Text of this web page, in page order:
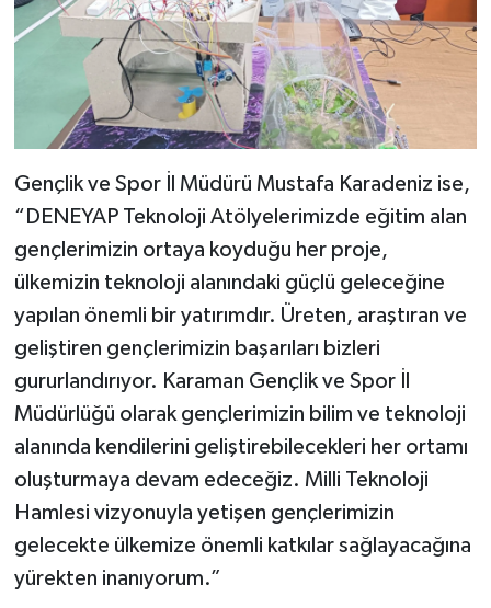
Gençlik ve Spor İl Müdürü Mustafa Karadeniz ise,
“DENEYAP Teknoloji Atölyelerimizde eğitim alan
gençlerimizin ortaya koyduğu her proje,
ülkemizin teknoloji alanındaki güçlü geleceğine
yapılan önemli bir yatırımdır. Üreten, araştıran ve
geliştiren gençlerimizin başarıları bizleri
gururlandırıyor. Karaman Gençlik ve Spor İl
Müdürlüğü olarak gençlerimizin bilim ve teknoloji
alanında kendilerini geliştirebilecekleri her ortamı
oluşturmaya devam edeceğiz. Milli Teknoloji
Hamlesi vizyonuyla yetişen gençlerimizin
gelecekte ülkemize önemli katkılar sağlayacağına
yürekten inanıyorum.”